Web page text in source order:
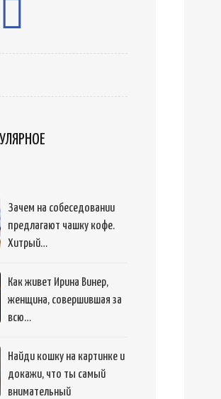
Зачем на собеседовании
предлагают чашку кофе.
Хитрый…
Как живет Ирина Винер,
женщина, совершившая за
всю…
Найди кошку на картинке и
докажи, что ты самый
внимательный